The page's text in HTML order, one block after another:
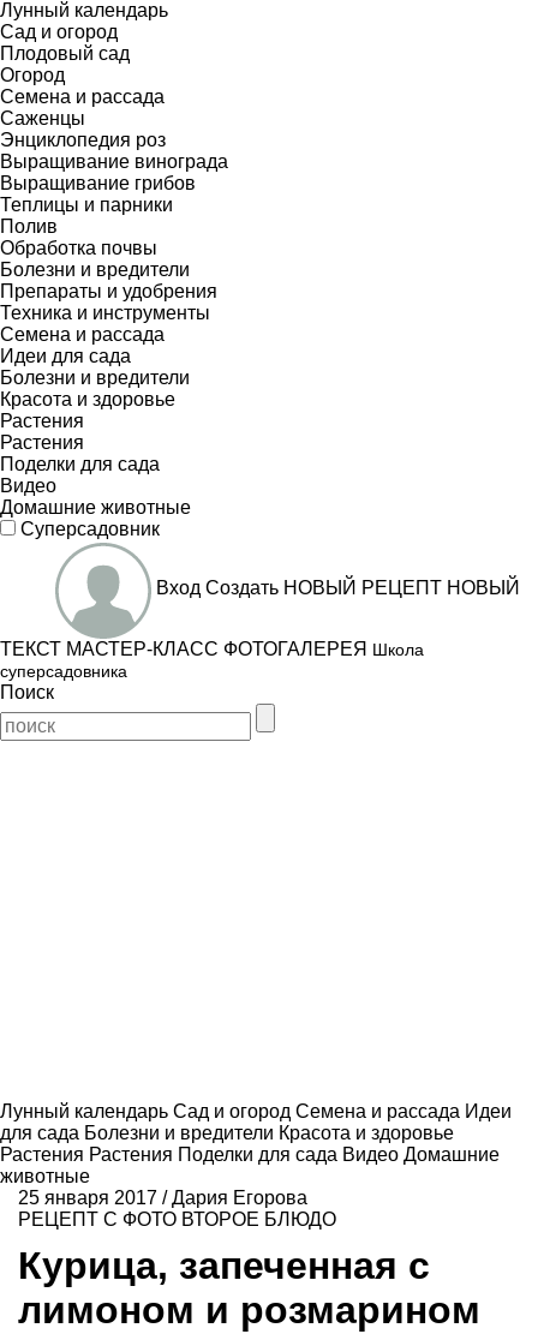
Лунный календарь
Сад и огород
Плодовый сад
Огород
Семена и рассада
Саженцы
Энциклопедия роз
Выращивание винограда
Выращивание грибов
Теплицы и парники
Полив
Обработка почвы
Болезни и вредители
Препараты и удобрения
Техника и инструменты
Семена и рассада
Идеи для сада
Болезни и вредители
Красота и здоровье
Растения
Растения
Поделки для сада
Видео
Домашние животные
Суперсадовник
Вход Создать НОВЫЙ РЕЦЕПТ НОВЫЙ
ТЕКСТ МАСТЕР-КЛАСС ФОТОГАЛЕРЕЯ Школа
суперсадовника
Поиск
Лунный календарь Сад и огород Семена и рассада Идеи
для сада Болезни и вредители Красота и здоровье
Растения Растения Поделки для сада Видео Домашние
животные
25 января 2017 /Дария Егорова
РЕЦЕПТ С ФОТО ВТОРОЕ БЛЮДО
Курица, запеченная с
лимоном и розмарином